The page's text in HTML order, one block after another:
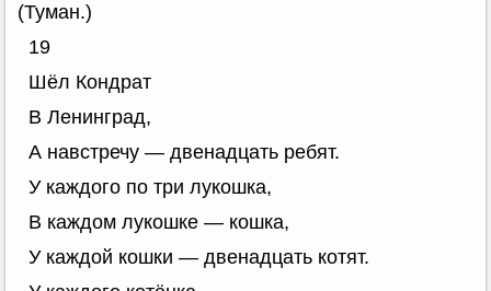
(Туман.)
19
Шёл Кондрат
В Ленинград,
А навстречу — двенадцать ребят.
У каждого по три лукошка,
В каждом лукошке — кошка,
У каждой кошки — двенадцать котят.